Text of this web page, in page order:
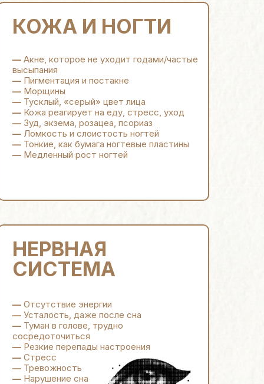
— Акне, которое не уходит годами/частые
высыпания
— Пигментация и постакне
— Морщины
— Тусклый, «серый» цвет лица
— Кожа реагирует на еду, стресс, уход
— Зуд, экзема, розацеа, псориаз
— Ломкость и слоистость ногтей
— Тонкие, как бумага ногтевые пластины
— Медленный рост ногтей
КОЖА И НОГТИ
— Отсутствие энергии
— Усталость, даже после сна
— Туман в голове, трудно
сосредоточиться
— Резкие перепады настроения
— Стресс
— Тревожность
— Нарушение сна
НЕРВНАЯ
СИСТЕМА